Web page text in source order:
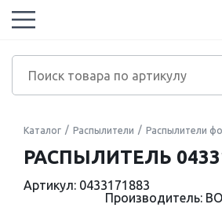
Каталог Распылители Распылители
РАСПЫЛИТЕЛЬ
Артикул: 0433171883
Производитель: